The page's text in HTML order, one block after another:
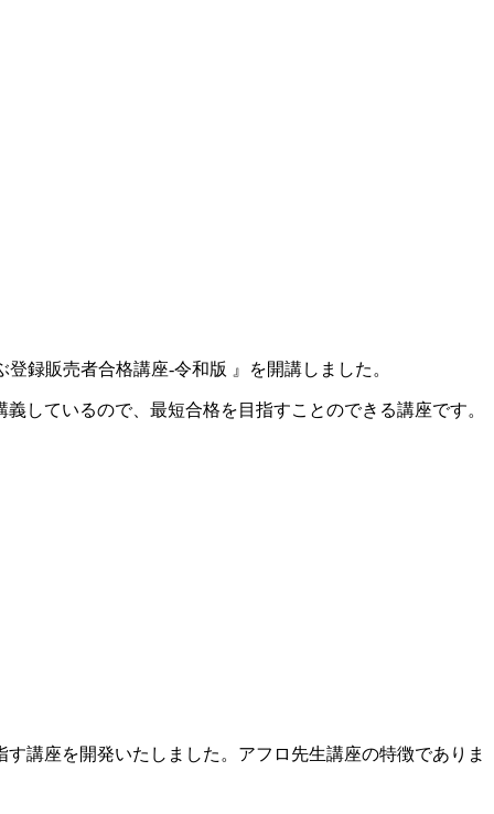
録販売者合格講座-令和版 』を開講しました。
しているので、最短合格を目指すことのできる講座です。
講座を開発いたしました。アフロ先生講座の特徴でありま